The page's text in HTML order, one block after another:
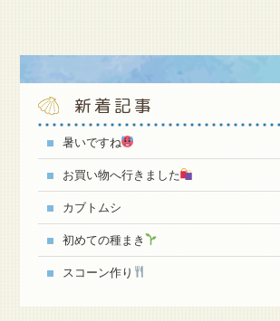
新着記事
暑いですね
お買い物へ行きました
カブトムシ
初めての種まき
スコーン作り